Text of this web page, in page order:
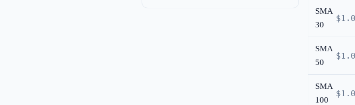
SMA
30
SMA
50
SMA
100